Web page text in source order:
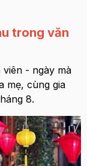
trong văn
- ngày mà
mẹ, cùng gia
8.